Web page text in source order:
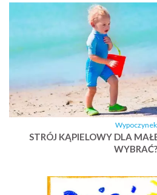
Wypoczynek
STRÓJ KĄPIELOWY DLA
WYBRAĆ?